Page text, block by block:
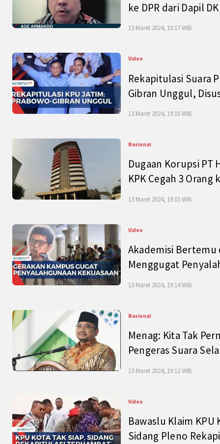
ke DPR dari Dapil
13 Maret 2024, 19:17 WIB
Video
Rekapitulasi Suara
Gibran Unggul,
13 Maret 2024, 19:15 WIB
Nasional
Dugaan Korupsi PT
KPK Cegah 3 Orang
13 Maret 2024, 19:15 WIB
Video
Akademisi Bertemu
Menggugat
13 Maret 2024, 19:14 WIB
Nasional
Menag: Kita Tak
Pengeras Suara
13 Maret 2024, 19:12 WIB
Video
Bawaslu Klaim
Sidang Pleno